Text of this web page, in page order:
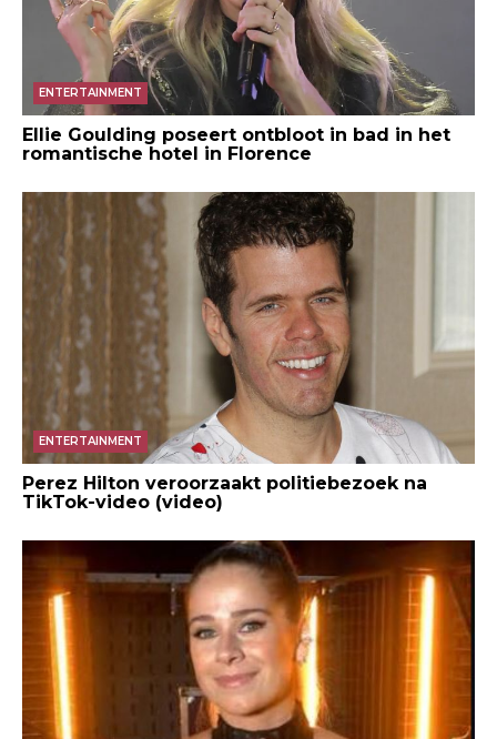
ENTERTAINMENT
Ellie Goulding poseert ontbloot in bad in het
romantische hotel in Florence
ENTERTAINMENT
Perez Hilton veroorzaakt politiebezoek na
TikTok-video (video)